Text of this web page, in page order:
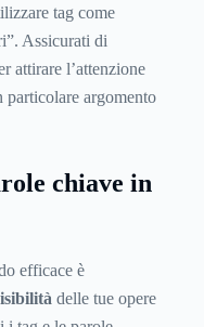
tag come
Assicurati di
attirare l’attenzione
particolare argomento
chiave in
efficace è
delle tue opere